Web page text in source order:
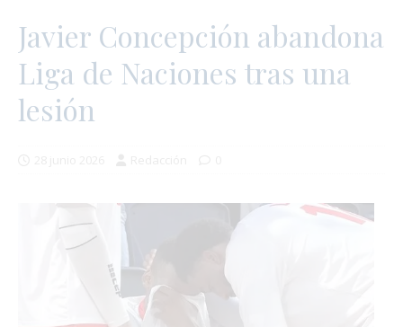
Javier Concepción abandona
Liga de Naciones tras una
lesión